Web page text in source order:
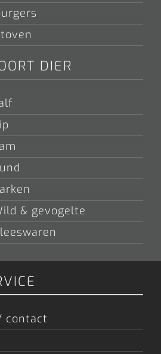
DIER
& gevogelte
Klantenservice / contact